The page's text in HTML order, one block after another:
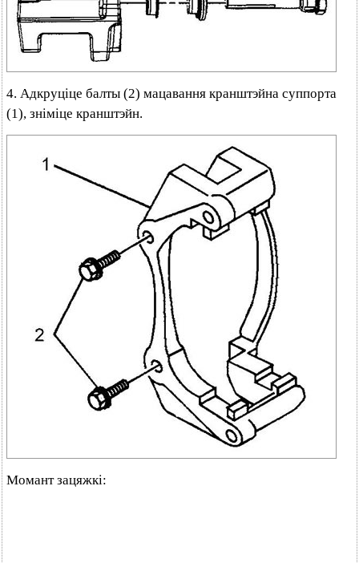
4. Адкруціце балты (2) мацавання кранштэйна суппорта
(1), зніміце кранштэйн.
Момант зацяжкі: